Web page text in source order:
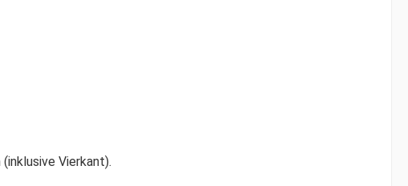
Vierkant).